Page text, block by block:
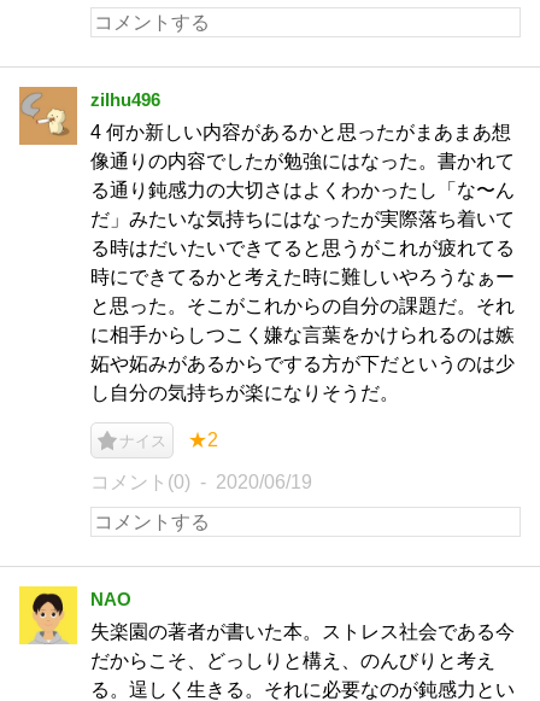
zilhu496
4 何か新しい内容があるかと思ったがまあまあ想
像通りの内容でしたが勉強にはなった。書かれて
る通り鈍感力の大切さはよくわかったし「な〜ん
だ」みたいな気持ちにはなったが実際落ち着いて
る時はだいたいできてると思うがこれが疲れてる
時にできてるかと考えた時に難しいやろうなぁー
と思った。そこがこれからの自分の課題だ。それ
に相手からしつこく嫌な言葉をかけられるのは嫉
妬や妬みがあるからでする方が下だというのは少
し自分の気持ちが楽になりそうだ。
ナイス ★2
コメント(0) 2020/06/19
NAO
失楽園の著者が書いた本。ストレス社会である今
だからこそ、どっしりと構え、のんびりと考え
る。逞しく生きる。それに必要なのが鈍感力とい